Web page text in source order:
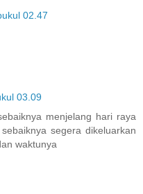
02.47
03.09
menjelang hari raya
segera dikeluarkan
waktunya